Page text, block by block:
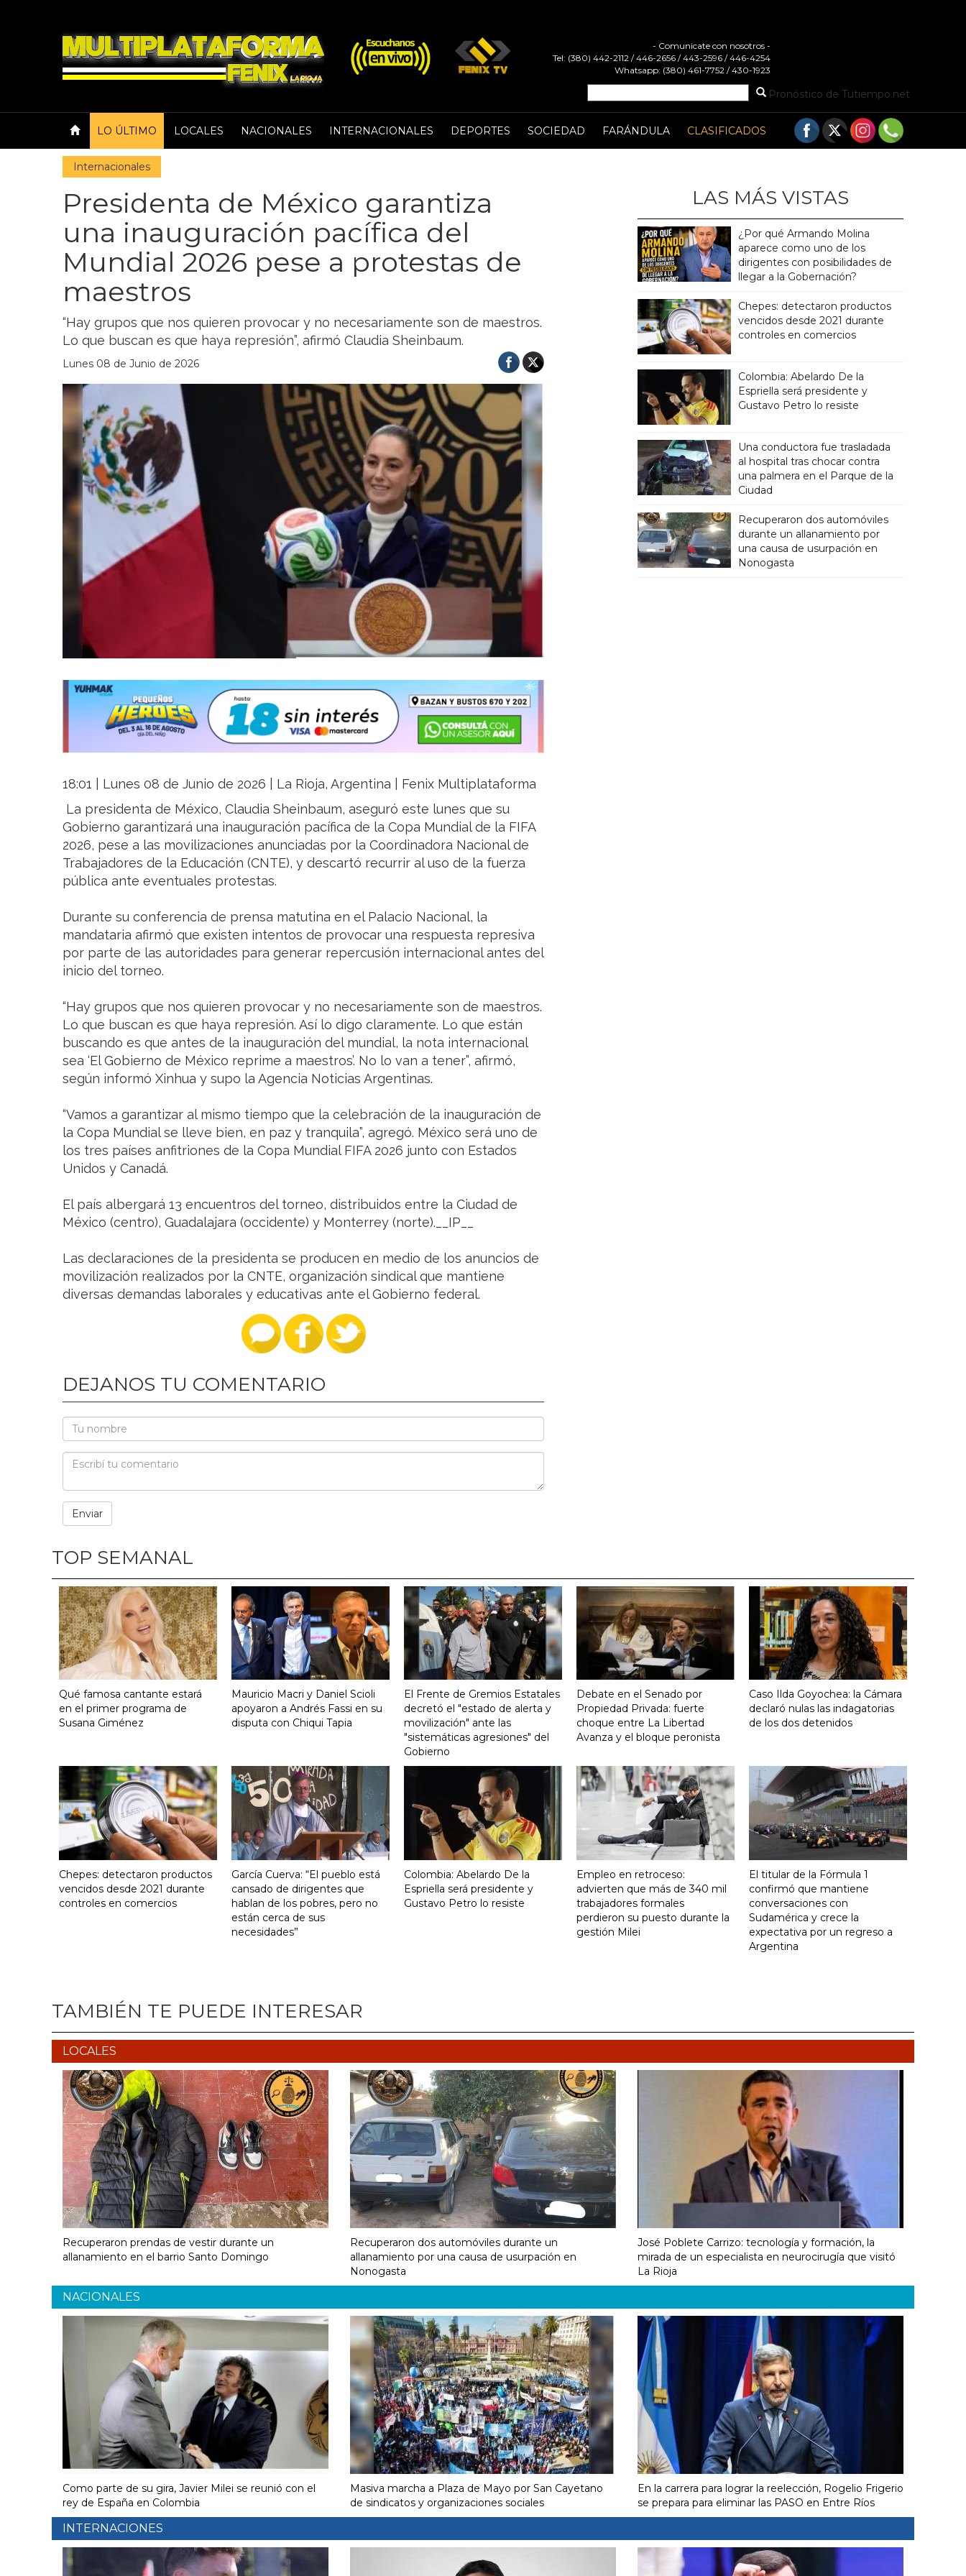
- Comunicate con nosotros -
Tel: (380) 442-2112 / 446-2656 / 443-2596 / 446-4254
Whatsapp: (380) 461-7752 / 430-1923
Pronóstico de Tutiempo.net
LO ÚLTIMO LOCALES NACIONALES INTERNACIONALES DEPORTES SOCIEDAD FARÁNDULA CLASIFICADOS
Internacionales
Presidenta de México garantiza
una inauguración pacífica del
Mundial 2026 pese a protestas de
maestros
“Hay grupos que nos quieren provocar y no necesariamente son de maestros.
Lo que buscan es que haya represión”, afirmó Claudia Sheinbaum.
Lunes 08 de Junio de 2026
18:01 | Lunes 08 de Junio de 2026 | La Rioja, Argentina | Fenix Multiplataforma
La presidenta de México, Claudia Sheinbaum, aseguró este lunes que su
Gobierno garantizará una inauguración pacífica de la Copa Mundial de la FIFA
2026, pese a las movilizaciones anunciadas por la Coordinadora Nacional de
Trabajadores de la Educación (CNTE), y descartó recurrir al uso de la fuerza
pública ante eventuales protestas.
Durante su conferencia de prensa matutina en el Palacio Nacional, la
mandataria afirmó que existen intentos de provocar una respuesta represiva
por parte de las autoridades para generar repercusión internacional antes del
inicio del torneo.
“Hay grupos que nos quieren provocar y no necesariamente son de maestros.
Lo que buscan es que haya represión. Así lo digo claramente. Lo que están
buscando es que antes de la inauguración del mundial, la nota internacional
sea ‘El Gobierno de México reprime a maestros’. No lo van a tener”, afirmó,
según informó Xinhua y supo la Agencia Noticias Argentinas.
“Vamos a garantizar al mismo tiempo que la celebración de la inauguración de
la Copa Mundial se lleve bien, en paz y tranquila”, agregó. México será uno de
los tres países anfitriones de la Copa Mundial FIFA 2026 junto con Estados
Unidos y Canadá.
El país albergará 13 encuentros del torneo, distribuidos entre la Ciudad de
México (centro), Guadalajara (occidente) y Monterrey (norte).__IP__
Las declaraciones de la presidenta se producen en medio de los anuncios de
movilización realizados por la CNTE, organización sindical que mantiene
diversas demandas laborales y educativas ante el Gobierno federal.
DEJANOS TU COMENTARIO
LAS MÁS VISTAS
¿Por qué Armando Molina
aparece como uno de los
dirigentes con posibilidades de
llegar a la Gobernación?
Chepes: detectaron productos
vencidos desde 2021 durante
controles en comercios
Colombia: Abelardo De la
Espriella será presidente y
Gustavo Petro lo resiste
Una conductora fue trasladada
al hospital tras chocar contra
una palmera en el Parque de la
Ciudad
Recuperaron dos automóviles
durante un allanamiento por
una causa de usurpación en
Nonogasta
TOP SEMANAL
Qué famosa cantante estará
en el primer programa de
Susana Giménez
Mauricio Macri y Daniel Scioli
apoyaron a Andrés Fassi en su
disputa con Chiqui Tapia
El Frente de Gremios Estatales
decretó el "estado de alerta y
movilización" ante las
"sistemáticas agresiones" del
Gobierno
Debate en el Senado por
Propiedad Privada: fuerte
choque entre La Libertad
Avanza y el bloque peronista
Caso Ilda Goyochea: la Cámara
declaró nulas las indagatorias
de los dos detenidos
Chepes: detectaron productos
vencidos desde 2021 durante
controles en comercios
García Cuerva: “El pueblo está
cansado de dirigentes que
hablan de los pobres, pero no
están cerca de sus
necesidades”
Colombia: Abelardo De la
Espriella será presidente y
Gustavo Petro lo resiste
Empleo en retroceso:
advierten que más de 340 mil
trabajadores formales
perdieron su puesto durante la
gestión Milei
El titular de la Fórmula 1
confirmó que mantiene
conversaciones con
Sudamérica y crece la
expectativa por un regreso a
Argentina
TAMBIÉN TE PUEDE INTERESAR
LOCALES
Recuperaron prendas de vestir durante un
allanamiento en el barrio Santo Domingo
Recuperaron dos automóviles durante un
allanamiento por una causa de usurpación en
Nonogasta
José Poblete Carrizo: tecnología y formación, la
mirada de un especialista en neurocirugía que visitó
La Rioja
NACIONALES
Como parte de su gira, Javier Milei se reunió con el
rey de España en Colombia
Masiva marcha a Plaza de Mayo por San Cayetano
de sindicatos y organizaciones sociales
En la carrera para lograr la reelección, Rogelio Frigerio
se prepara para eliminar las PASO en Entre Ríos
INTERNACIONES